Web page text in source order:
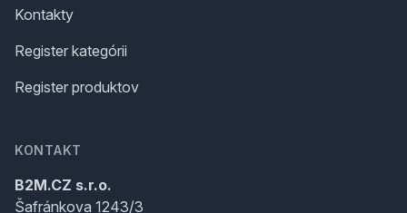
Kontakty
Register kategórii
Register produktov
KONTAKT
B2M.CZ s.r.o.
Šafránkova 1243/3